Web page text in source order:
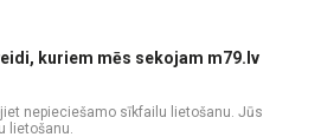
3 4 5 6 7 8 9 10 11
Rādīt 12
kuriem mēs sekojam m79.lv
nepieciešamo sīkfailu lietošanu. Jūs
lietošanu.